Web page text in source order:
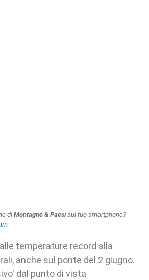
di Montagne & Paesisul tuo smartphone?
temperature record alla
anche sul ponte del 2 giugno.
dal punto di vista